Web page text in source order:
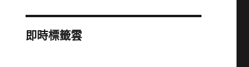
即時標籤雲